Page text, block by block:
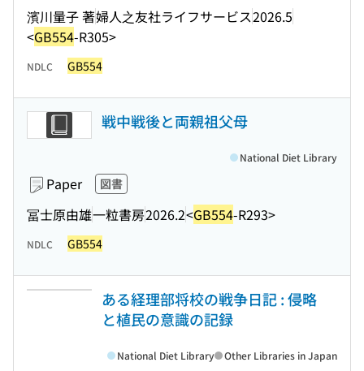
濱川量子 著婦人之友社ライフサービス2026.5
<GB554-R305>
NDLC GB554
戦中戦後と両親祖父母
Paper 図書
冨士原由雄一粒書房2026.2<GB554-R293>
National Diet Library
NDLC GB554
ある経理部将校の戦争日記 : 侵略
と植民の意識の記録
National Diet Library Other Libraries in Japan